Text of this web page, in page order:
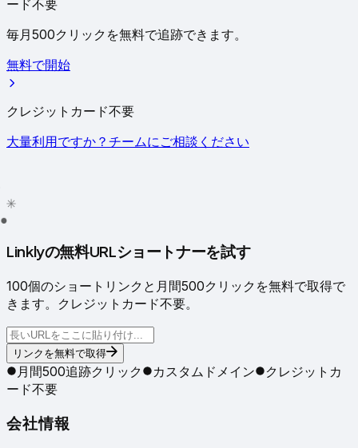
ード不要
毎月500クリックを無料で追跡できます。
無料で開始
クレジットカード不要
大量利用ですか？チームにご相談ください
●
Linklyの無料URLショートナーを試す
100個のショートリンクと月間500クリックを無料で取得で
きます。クレジットカード不要。
リンクを無料で取得
月間500追跡クリック カスタムドメイン
クレジットカ
ード不要
会社情報